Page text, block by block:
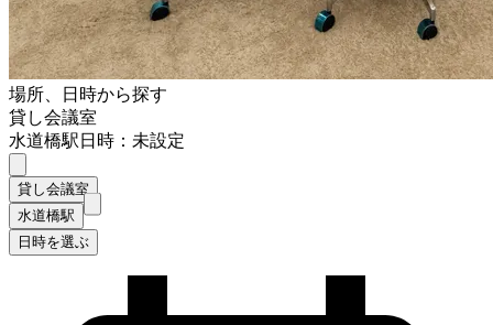
場所、日時から探す
貸し会議室
水道橋駅日時：未設定
貸し会議室
水道橋駅
日時を選ぶ